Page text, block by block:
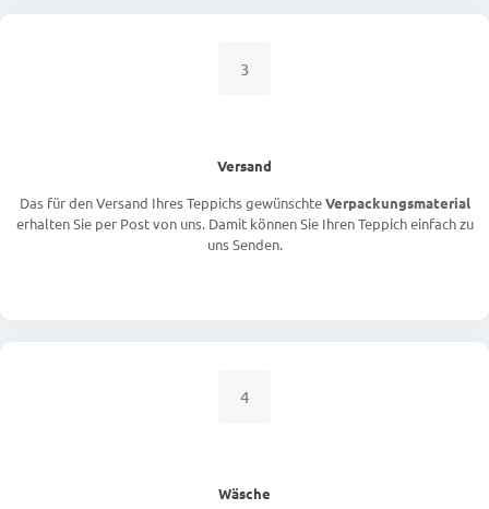
3
Versand
Das für den Versand Ihres Teppichs gewünschteVerpackungsmaterial
erhalten Sie per Post von uns. Damit können Sie Ihren Teppich einfach zu
uns Senden.
4
Wäsche